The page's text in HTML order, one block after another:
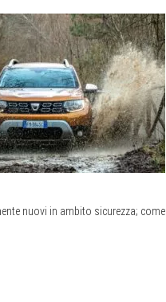
nuovi in ambito sicurezza; come